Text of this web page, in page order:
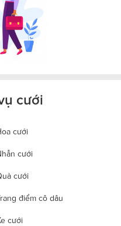
cưới
cưới
cưới
cưới
điểm cô dâu
cưới